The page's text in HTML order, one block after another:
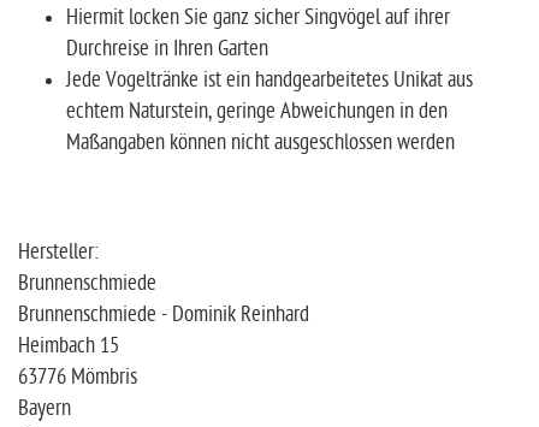
Hiermit locken Sie ganz sicher Singvögel auf ihrer
Durchreise in Ihren Garten
Jede Vogeltränke ist ein handgearbeitetes Unikat aus
echtem Naturstein, geringe Abweichungen in den
Maßangaben können nicht ausgeschlossen werden
Hersteller:
Brunnenschmiede
Brunnenschmiede - Dominik Reinhard
Heimbach 15
63776 Mömbris
Bayern